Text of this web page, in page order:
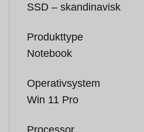
SSD – skandinavisk
Produkttype
Notebook
Operativsystem
Win 11 Pro
Processor